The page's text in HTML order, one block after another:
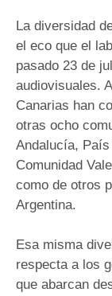
La diversidad
el eco que el
pasado 23 de
audiovisuales.
Canarias han
otras ocho
Andalucía,
Comunidad
como de otros
Argentina.
Esa misma
respecta a los
que abarcan